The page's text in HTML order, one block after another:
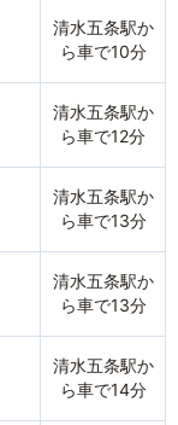
清水五条駅か
ら車で10分
清水五条駅か
ら車で12分
清水五条駅か
ら車で13分
清水五条駅か
ら車で13分
清水五条駅か
ら車で14分